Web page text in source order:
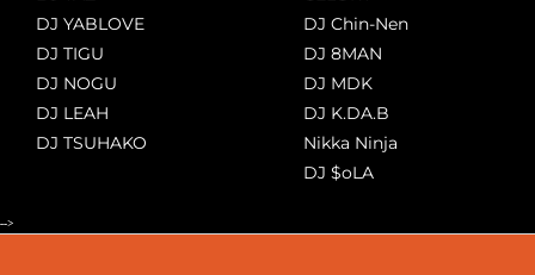
DJ YABLOVE
DJ TIGU
DJ NOGU
DJ LEAH
DJ TSUHAKO
DJ Chin-Nen
DJ 8MAN
DJ MDK
DJ K.DA.B
Nikka Ninja
DJ $oLA
-->